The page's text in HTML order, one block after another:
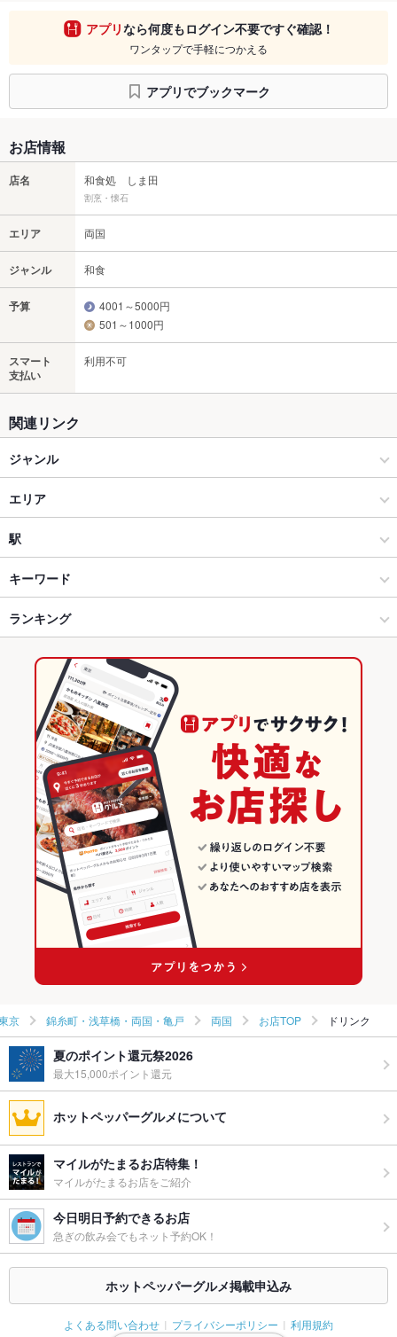
アプリなら何度もログイン不要ですぐ確認！
ワンタップで手軽につかえる
アプリでブックマーク
お店情報
店名 和食処 しま田
割烹・懐石
エリア 両国
ジャンル 和食
予算
4001～5000円
501～1000円
スマート
支払い
利用不可
関連リンク
ジャンル
和食
和食全般
錦糸町・浅草橋・両国・亀戸 × 和食
錦糸町・浅草橋・両国・亀戸 × 和食全般
両国駅 × 和食
両国駅 × 和食全般
エリア
両国
両国 × 和食
両国 × 和食全般
東京 × 和食
東京 × 和食全般
駅
両国駅
キーワード
からあげ
ランキング
東京のグルメランキング
東京の和食ランキング
錦糸町・浅草橋・両国・亀戸のグルメランキング
錦糸町・浅草橋・両国・亀戸の和食ランキング
両国のグルメランキング
両国の和食ランキング
京 錦糸町・浅草橋・両国・亀戸 両国 お店TOP ドリンク
夏のポイント還元祭2026
最大15,000ポイント還元
ホットペッパーグルメについて
マイルがたまるお店特集！
マイルがたまるお店をご紹介
今日明日予約できるお店
急ぎの飲み会でもネット予約OK！
ホットペッパーグルメ掲載申込み
よくある問い合わせ プライバシーポリシー 利用規約